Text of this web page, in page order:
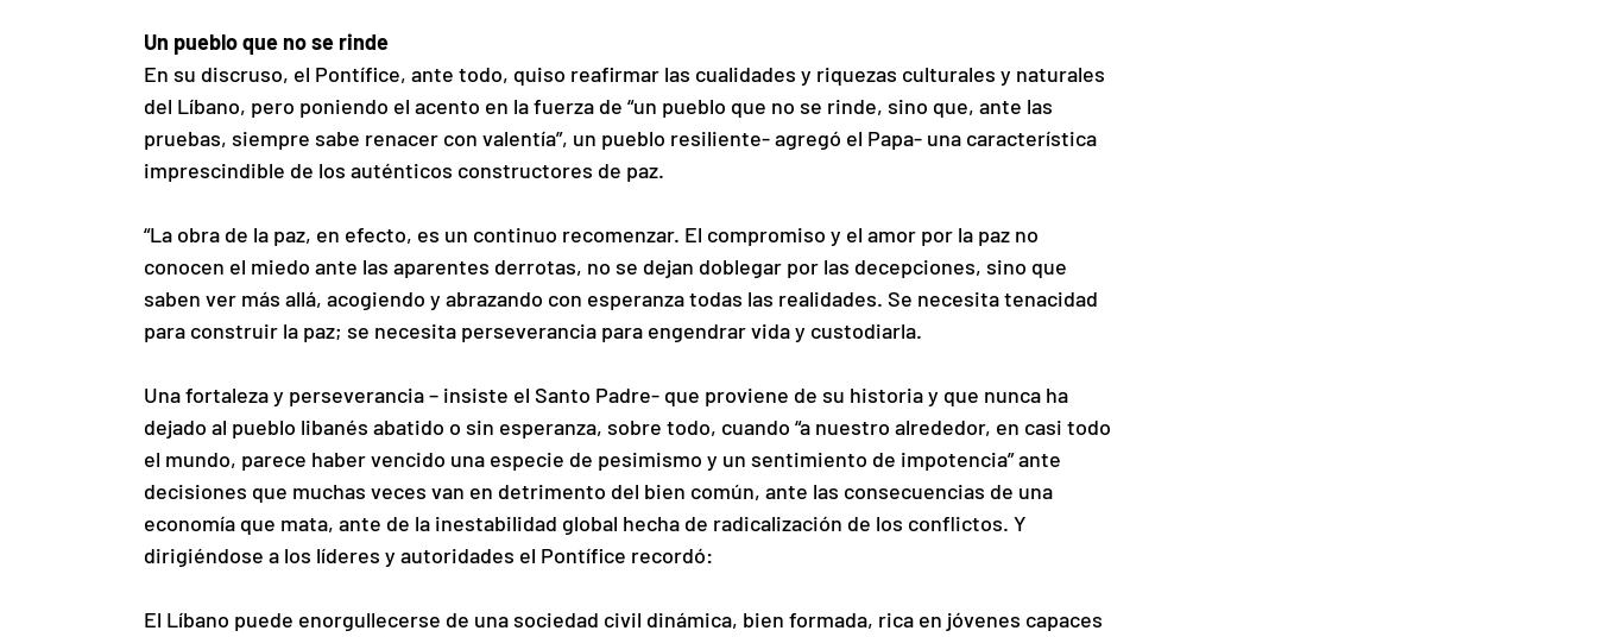
Un pueblo que no se rinde
En su discruso, el Pontífice, ante todo, quiso reafirmar las cualidades y riquezas culturales y naturales
del Líbano, pero poniendo el acento en la fuerza de “un pueblo que no se rinde, sino que, ante las
pruebas, siempre sabe renacer con valentía”, un pueblo resiliente- agregó el Papa- una característica
imprescindible de los auténticos constructores de paz.
“La obra de la paz, en efecto, es un continuo recomenzar. El compromiso y el amor por la paz no
conocen el miedo ante las aparentes derrotas, no se dejan doblegar por las decepciones, sino que
saben ver más allá, acogiendo y abrazando con esperanza todas las realidades. Se necesita tenacidad
para construir la paz; se necesita perseverancia para engendrar vida y custodiarla.
Una fortaleza y perseverancia – insiste el Santo Padre- que proviene de su historia y que nunca ha
dejado al pueblo libanés abatido o sin esperanza, sobre todo, cuando “a nuestro alrededor, en casi todo
el mundo, parece haber vencido una especie de pesimismo y un sentimiento de impotencia” ante
decisiones que muchas veces van en detrimento del bien común, ante las consecuencias de una
economía que mata, ante de la inestabilidad global hecha de radicalización de los conflictos. Y
dirigiéndose a los líderes y autoridades el Pontífice recordó:
El Líbano puede enorgullecerse de una sociedad civil dinámica, bien formada, rica en jóvenes capaces